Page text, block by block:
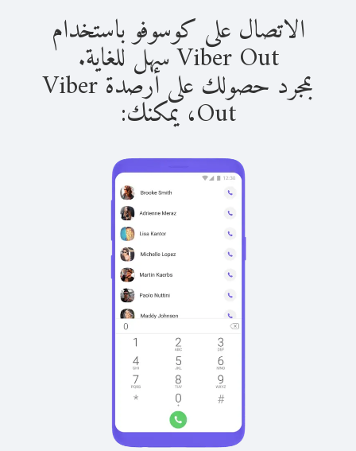
الاتصال على كوسوفو باستخدام
Viber Out سهل للغاية.
بمجرد حصولك على أرصدة Viber
Out، يمكنك: